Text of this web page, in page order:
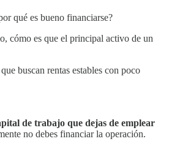
qué es bueno financiarse?
cómo es que el principal activo de un
buscan rentas estables con poco
de trabajo que dejas de emplear
no debes financiar la operación.